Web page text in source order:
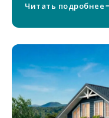
Читать подробнее